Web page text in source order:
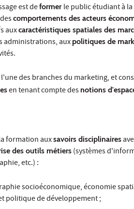
est deformer le public étudiant à
comportements des acteurs
auxcaractéristiques spatiales des
administrations, aux politiques de
des branches du marketing, et
en tenant compte des notions
formation auxsavoirs disciplinaires
des outils métiers (systèmes
etc.) :
socioéconomique, économie
politique de développement ;